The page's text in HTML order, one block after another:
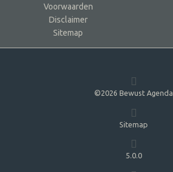
Voorwaarden
Disclaimer
Sitemap
©2026 Bewust Agenda
Sitemap
5.0.0